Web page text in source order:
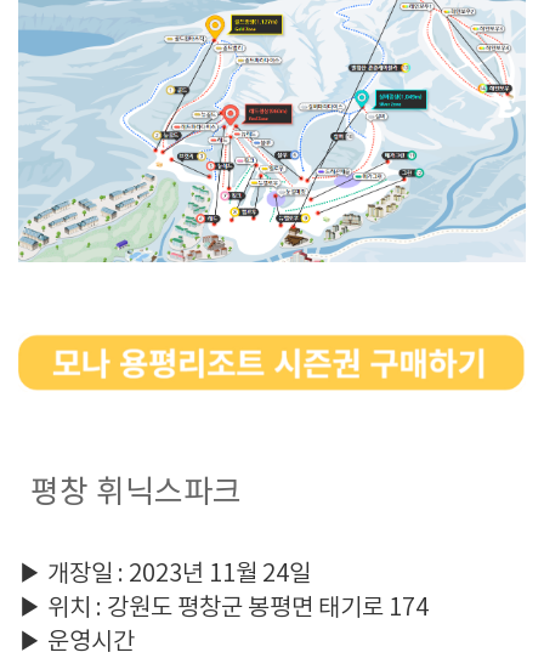
평창 휘닉스파크
▶ 개장일 : 2023년 11월 24일
▶ 위치 : 강원도 평창군 봉평면 태기로 174
▶ 운영시간